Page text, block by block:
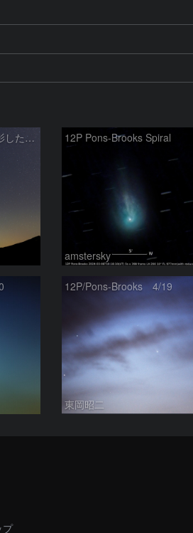
赤道儀を使用して撮影した画像のSequatorによるコンポジット結果 12P Pons-Brooks Spiral
amstersky
12P/Pons-Brooks 4/19
東岡昭二
プ